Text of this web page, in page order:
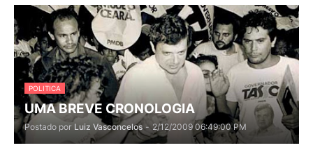
POLITICA
UMA BREVE CRONOLOGIA
Postado por Luiz Vasconcelos - 2/12/2009 06:49:00 PM